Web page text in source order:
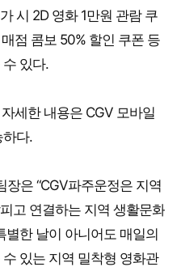
시 2D 영화 1만원 관람 쿠
점 콤보 50% 할인 쿠폰 등
있다.
세한 내용은 CGV 모바일
하다.
장은 “CGV파주운정은 지역
고 연결하는 지역 생활문화
별한 날이 아니어도 매일의
있는 지역 밀착형 영화관